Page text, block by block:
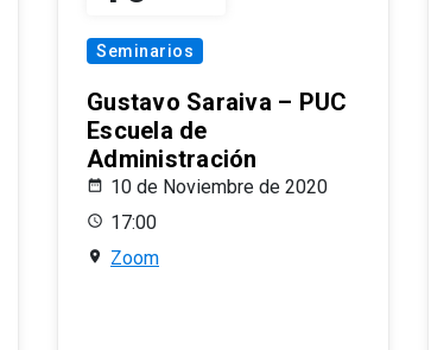
Seminarios
Gustavo Saraiva – PUC
Escuela de
Administración
10 de Noviembre de 2020
17:00
Zoom